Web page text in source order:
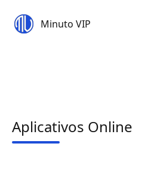
Minuto VIP
Aplicativos Online